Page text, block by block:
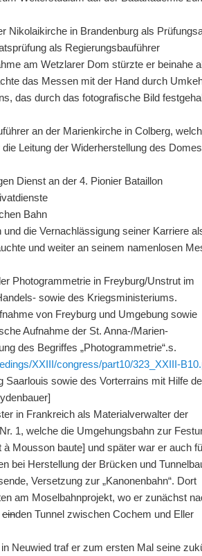
Nikolaikirche in Brandenburg als
als Regierungsbauführer
am Wetzlarer Dom stürzte er beinahe
das Messen mit der Hand durch
das durch das fotografische Bild
an der Marienkirche in Colberg,
Leitung der Widerherstellung des
Dienst an der 4. Pionier Bataillon
Bahn
die Vernachlässigung seiner Karriere
und weiter an seinem namenlosen
Photogrammetrie in Freyburg/Unstrut im
sowie des Kriegsministeriums.
von Freyburg und Umgebung sowie
Aufnahme der St. Anna-/Marien-
des Begriffes „Photogrammetrie“.s.
XXIII/congress/part10/323_XXIII-
Saarlouis sowie des Vorterrains mit Hilfe
in Frankreich als Materialverwalter der
1, welche die Umgehungsbahn zur
Mousson baute] und später war er auch
bei Herstellung der Brücken und
Versetzung zur „Kanonenbahn“. Dort
am Moselbahnprojekt, wo er zunächst
einden Tunnel zwischen Cochem und Eller
Neuwied traf er zum ersten Mal seine